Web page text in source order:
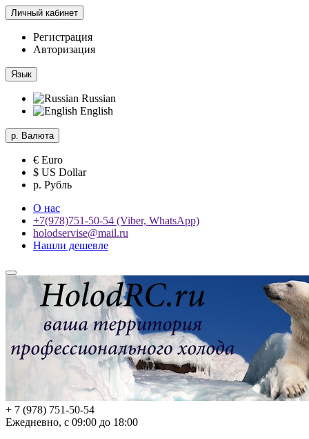
Личный кабинет
Регистрация
Авторизация
Язык
Russian
English
р. Валюта
€ Euro
$ US Dollar
р. Рубль
О нас
+7(978)751-50-54 (Viber, WhatsApp)
holodservise@mail.ru
Нашли дешевле
+ 7 (978) 751-50-54
Ежедневно, с 09:00 до 18:00